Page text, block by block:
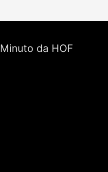
Minuto da HOF